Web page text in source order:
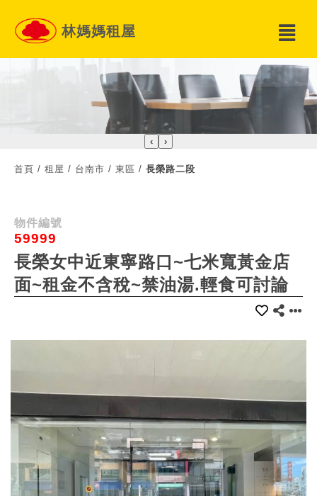
林媽媽租屋
‹ ›
首頁 / 租屋 / 台南市 / 東區 / 長榮路二段
物件編號
59999
長榮女中近東寧路口~七米寬黃金店
面~租金不含稅~禁油湯.輕食可討論